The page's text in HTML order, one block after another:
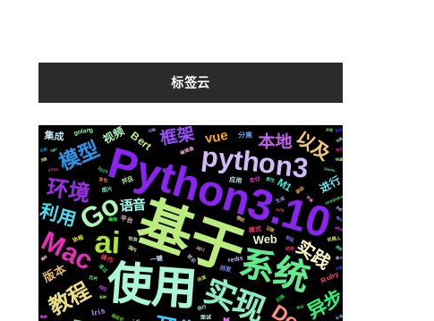
标签云
基于
使用
Python3.10
系统
ai
实现
Go
python3
Mac
环境
教程
模型
异步
以及
利用
实践
框架 本地
语音
vue
Web
版本
Bert
进行
M1
视频
集成
Iris
Ruby
分离
一键
平台
redis
并发
模式
操作
并且 应用
golang
图片
支付
协程
面试
api
前后
检测
编辑器
微软
基础
2020
国内
后端
机器人
深度
编程
记录
通过
新版
svg
生成
运行
结构
自动化
音色
响应
compose
原生
芯片
Silicon
各种
存储
遇到
CSS3
github
切换
动画
合成
爬虫
属于
情况
协议
页面
https
快速
简历
识别
布局
集群
声音
可用
数据